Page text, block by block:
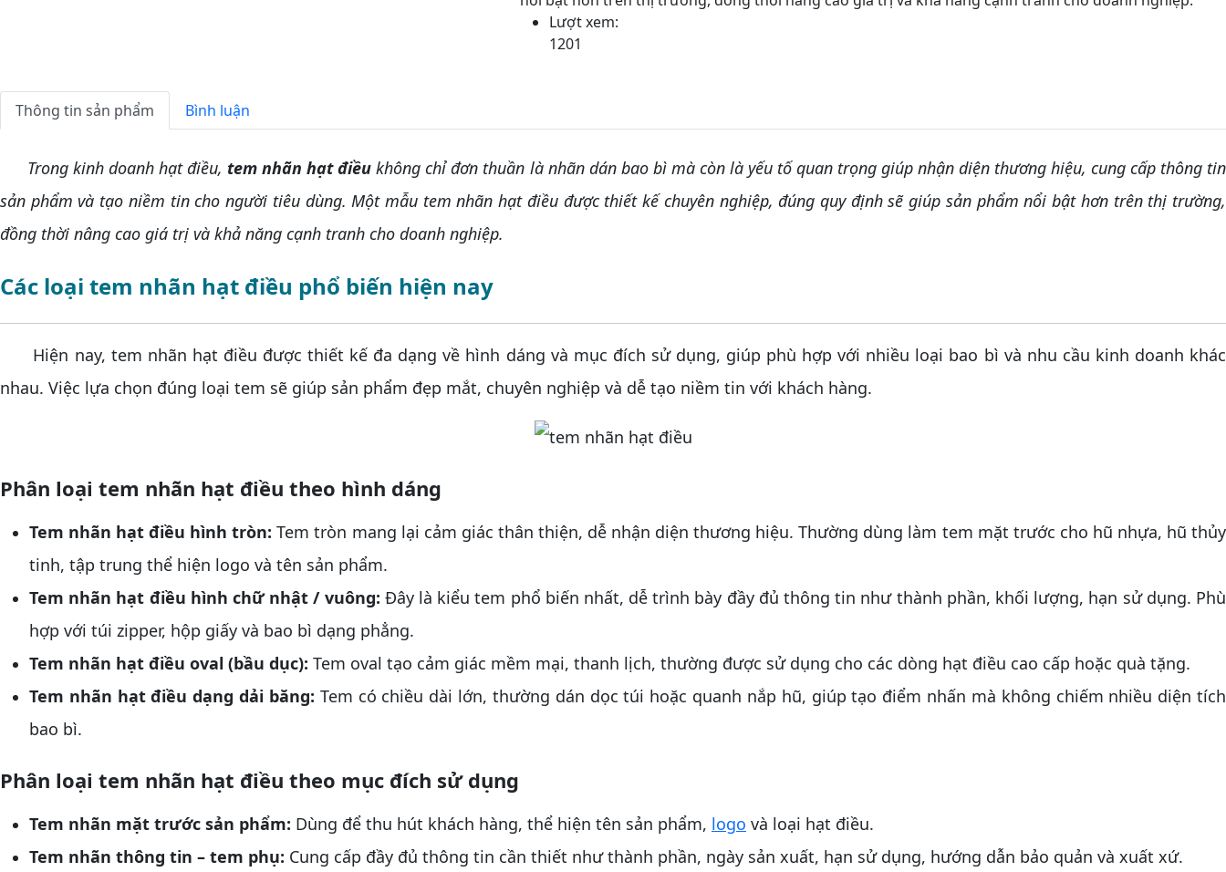
Lượt xem:
1201
Thông tin sản phẩm Bình luận
Trong kinh doanh hạt điều, tem nhãn hạt điều không chỉ đơn thuần là nhãn dán bao bì mà còn là yếu tố quan trọng giúp nhận diện thương hiệu, cung cấp thông tin
sản phẩm và tạo niềm tin cho người tiêu dùng. Một mẫu tem nhãn hạt điều được thiết kế chuyên nghiệp, đúng quy định sẽ giúp sản phẩm nổi bật hơn trên thị trường,
đồng thời nâng cao giá trị và khả năng cạnh tranh cho doanh nghiệp.
Các loại tem nhãn hạt điều phổ biến hiện nay
Hiện nay, tem nhãn hạt điều được thiết kế đa dạng về hình dáng và mục đích sử dụng, giúp phù hợp với nhiều loại bao bì và nhu cầu kinh doanh khác
nhau. Việc lựa chọn đúng loại tem sẽ giúp sản phẩm đẹp mắt, chuyên nghiệp và dễ tạo niềm tin với khách hàng.
Phân loại tem nhãn hạt điều theo hình dáng
Tem nhãn hạt điều hình tròn:Tem tròn mang lại cảm giác thân thiện, dễ nhận diện thương hiệu. Thường dùng làm tem mặt trước cho hũ nhựa, hũ thủy
tinh, tập trung thể hiện logo và tên sản phẩm.
Tem nhãn hạt điều hình chữ nhật / vuông: Đây là kiểu tem phổ biến nhất, dễ trình bày đầy đủ thông tin như thành phần, khối lượng, hạn sử dụng. Phù
hợp với túi zipper, hộp giấy và bao bì dạng phẳng.
Tem nhãn hạt điều oval (bầu dục): Tem oval tạo cảm giác mềm mại, thanh lịch, thường được sử dụng cho các dòng hạt điều cao cấp hoặc quà tặng.
Tem nhãn hạt điều dạng dải băng: Tem có chiều dài lớn, thường dán dọc túi hoặc quanh nắp hũ, giúp tạo điểm nhấn mà không chiếm nhiều diện tích
bao bì.
Phân loại tem nhãn hạt điều theo mục đích sử dụng
Tem nhãn mặt trước sản phẩm: Dùng để thu hút khách hàng, thể hiện tên sản phẩm, logo và loại hạt điều.
Tem nhãn thông tin – tem phụ: Cung cấp đầy đủ thông tin cần thiết như thành phần, ngày sản xuất, hạn sử dụng, hướng dẫn bảo quản và xuất xứ.